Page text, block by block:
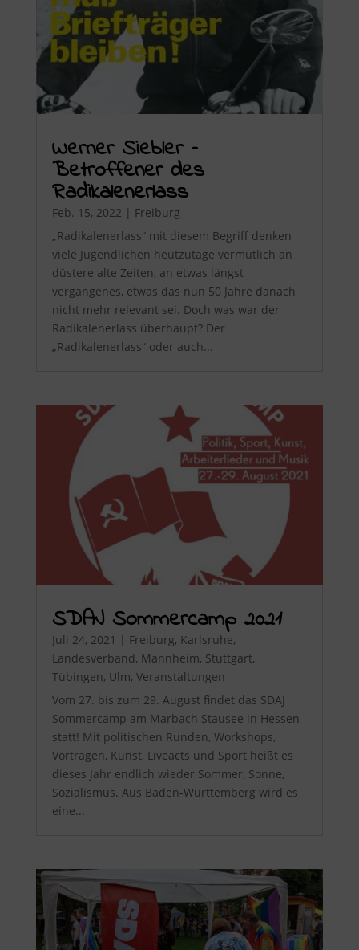
Werner Siebler –
Betroffener des
Radikalenerlass
Feb. 15, 2022 | Freiburg
„Radikalenerlass“ mit diesem Begriff denken
viele Jugendlichen heutzutage vermutlich an
düstere alte Zeiten, an etwas längst
vergangenes, etwas das nun 50 Jahre danach
nicht mehr relevant sei. Doch was war der
Radikalenerlass überhaupt? Der
„Radikalenerlass“ oder auch...
SDAJ Sommercamp 2021
Juli 24, 2021 | Freiburg, Karlsruhe,
Landesverband, Mannheim, Stuttgart,
Tübingen, Ulm, Veranstaltungen
Vom 27. bis zum 29. August findet das SDAJ
Sommercamp am Marbach Stausee in Hessen
statt! Mit politischen Runden, Workshops,
Vorträgen, Kunst, Liveacts und Sport heißt es
dieses Jahr endlich wieder Sommer, Sonne,
Sozialismus. Aus Baden-Württemberg wird es
eine...